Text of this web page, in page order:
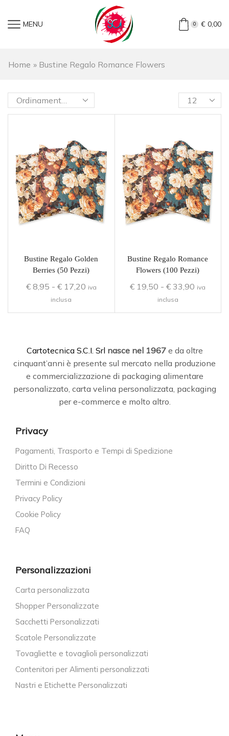
MENU 0 €0,00
Home » Bustine Regalo Romance Flowers
Bustine Regalo Golden
Berries (50 Pezzi)
€8,95 - €17,20 iva
inclusa
Bustine Regalo Romance
Flowers (100 Pezzi)
€ 19,50 - € 33,90 iva
inclusa
Cartotecnica S.C.I. Srl nasce nel 1967e da oltre
cinquant’anni è presente sul mercato nella produzione
e commercializzazione di packaging alimentare
personalizzato, carta velina personalizzata, packaging
per e-commerce e molto altro.
Privacy
Pagamenti, Trasporto e Tempi di Spedizione
Diritto Di Recesso
Termini e Condizioni
Privacy Policy
Cookie Policy
FAQ
Personalizzazioni
Carta personalizzata
Shopper Personalizzate
Sacchetti Personalizzati
Scatole Personalizzate
Tovagliette e tovaglioli personalizzati
Contenitori per Alimenti personalizzati
Nastri e Etichette Personalizzati